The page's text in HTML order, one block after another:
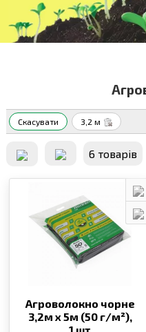
Скасувати 3,2 м
6 товарiв
Агроволокно чорне
3,2м х 5м (50 г/м²),
1 шт